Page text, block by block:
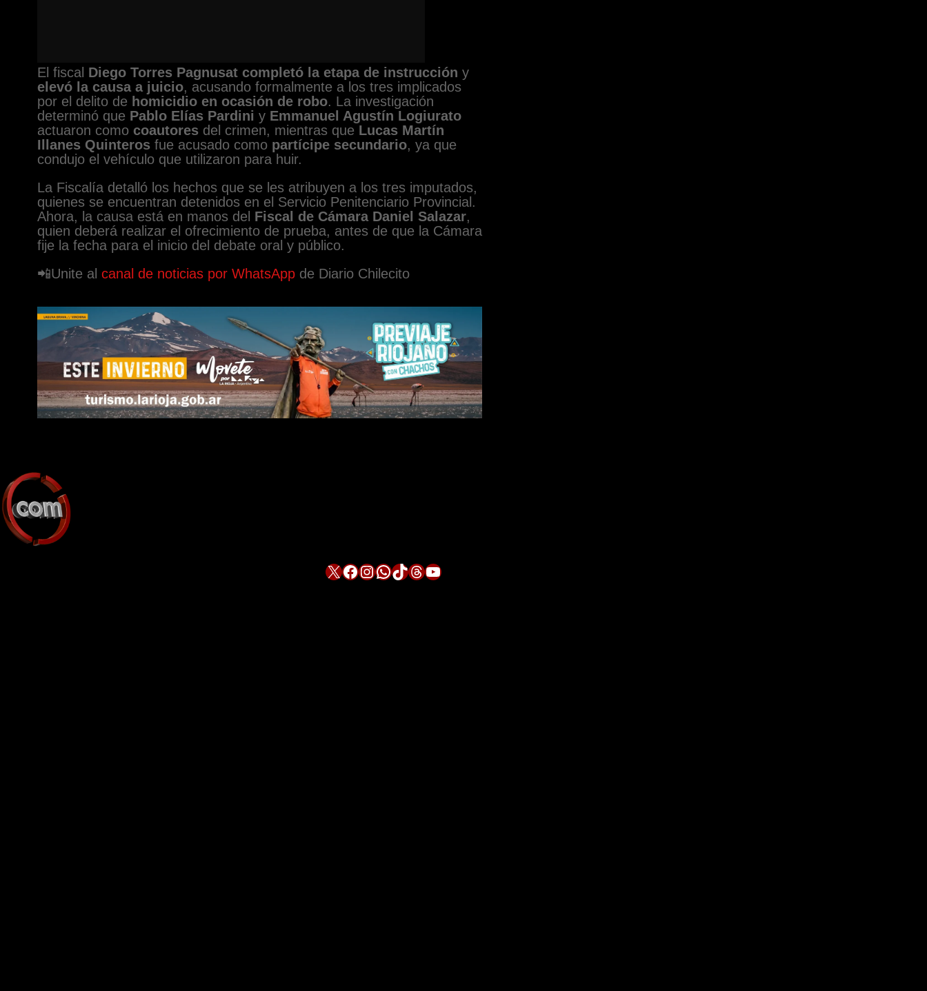
El fiscal Diego Torres Pagnusat completó la etapa de instrucción y
elevó la causa a juicio, acusando formalmente a los tres implicados
por el delito de homicidio en ocasión de robo. La investigación
determinó que Pablo Elías Pardini y Emmanuel Agustín Logiurato
actuaron como coautoresdel crimen, mientras que Lucas Martín
Illanes Quinterosfue acusado como partícipe secundario, ya que
condujo el vehículo que utilizaron para huir.
La Fiscalía detalló los hechos que se les atribuyen a los tres imputados,
quienes se encuentran detenidos en el Servicio Penitenciario Provincial.
Ahora, la causa está en manos del Fiscal de Cámara Daniel Salazar,
quien deberá realizar el ofrecimiento de prueba, antes de que la Cámara
fije la fecha para el inicio del debate oral y público.
📲Unite al canal de noticias por WhatsAppde Diario Chilecito
X Facebook InstagramWhatsApp TikTok Threads YouTube